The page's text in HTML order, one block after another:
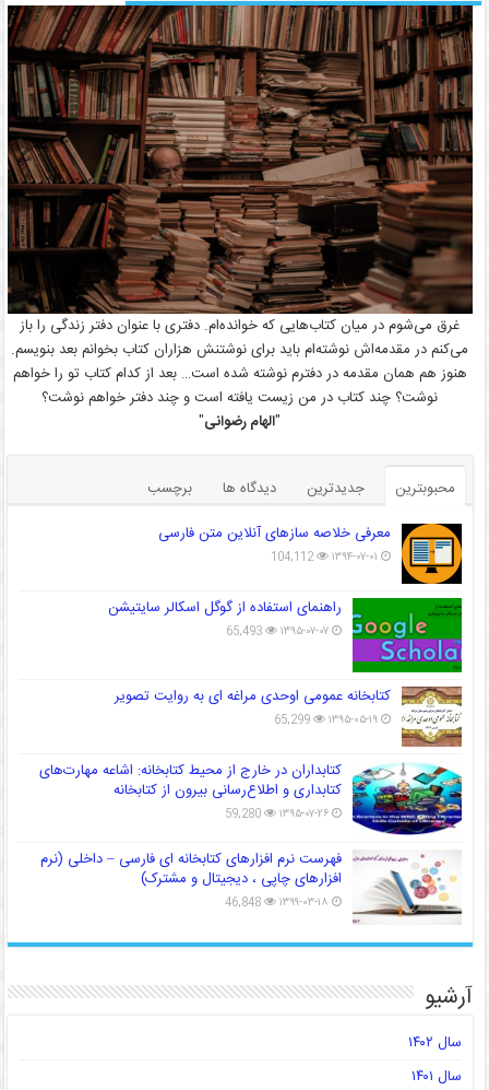
غرق می‌شوم در میان کتاب‌هایی که خوانده‌ام. دفتری با عنوان دفتر زندگی را باز
می‌کنم در مقدمه‌اش نوشته‌ام باید برای نوشتنش هزاران کتاب بخوانم بعد بنویسم.
هنوز هم همان مقدمه در دفترم نوشته شده است… بعد از کدام کتاب تو را خواهم
نوشت؟ چند کتاب در من زیست یافته است و چند دفتر خواهم نوشت؟
"الهام رضوانی"
محبوبترین جدیدترین دیدگاه ها
برچسب
معرفی خلاصه سازهای آنلاین متن فارسی
۱۳۹۴-۰۷-۰۱ 104,112
راهنمای استفاده از گوگل اسکالر سایتیشن
۱۳۹۵-۰۷-۰۷ 65,493
کتابخانه عمومی اوحدی مراغه ای به روایت تصویر
۱۳۹۵-۰۵-۱۹ 65,299
کتابداران در خارج از محیط کتابخانه: اشاعه مهارت‌های
کتابداری و اطلاع‌رسانی بیرون از کتابخانه
۱۳۹۵-۰۷-۲۶ 59,280
فهرست نرم افزارهای کتابخانه ای فارسی – داخلی (نرم
افزارهای چاپی ، دیجیتال و مشترک)
۱۳۹۹-۰۳-۱۸ 46,848
آرشیو
سال ۱۴۰۲
سال ۱۴۰۱